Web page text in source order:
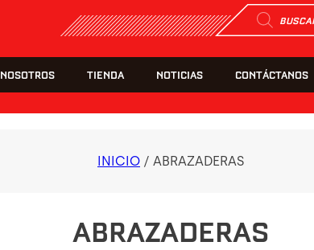
Búsqueda
de
productos
NOSOTROS TIENDA NOTICIAS CONTÁCTANOS
INICIO / ABRAZADERAS
ABRAZADERAS